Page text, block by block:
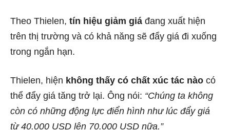
Theo Thielen, tín hiệu giảm giá đang xuất hiện
trên thị trường và có khả năng sẽ đẩy giá đi xuống
trong ngắn hạn.
Thielen, hiện không thấy có chất xúc tác nào có
thể đẩy giá tăng trở lại. Ông nói: “Chúng ta không
còn có những động lực điển hình như lúc đẩy giá
từ 40.000 USD lên 70.000 USD nữa.”